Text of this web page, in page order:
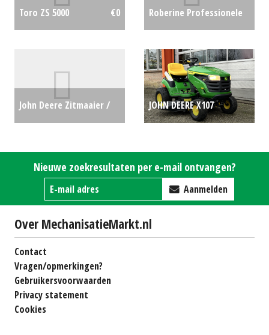
Toro ZS 5000 €0
Roberine Professionele
F3 (HA) #24952
€58000
John Deere Zitmaaier /
#65920
€0
JOHN DEERE X107
€2750
Nieuwe zoekresultaten per e-mail ontvangen?
Aanmelden
Over MechanisatieMarkt.nl
Contact
Vragen/opmerkingen?
Gebruikersvoorwaarden
Privacy statement
Cookies